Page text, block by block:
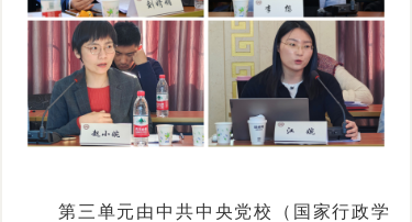
第三单元由中共中央党校（国家行政学